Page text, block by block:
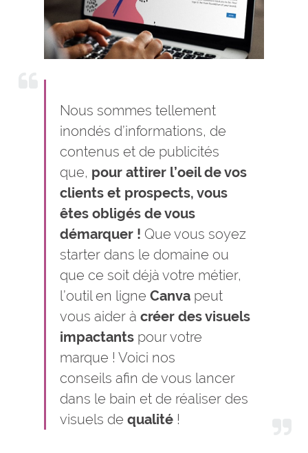
Nous sommes tellement
inondés d’informations, de
contenus et de publicités
que, pour attirer l’oeil de vos
clients et prospects, vous
êtes obligés de vous
démarquer ! Que vous soyez
starter dans le domaine ou
que ce soit déjà votre métier,
l’outil en ligne Canva peut
vous aider à créer des visuels
impactants pour votre
marque ! Voici nos
conseils afin de vous lancer
dans le bain et de réaliser des
visuels de qualité !